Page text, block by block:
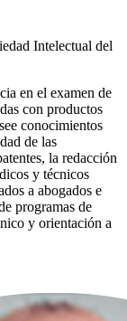
Intelectual del
en el examen de
con productos
conocimientos
de las
la redacción
y técnicos
a abogados e
programas de
y orientación a